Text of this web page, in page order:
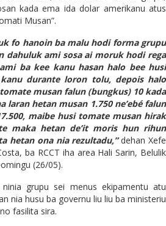
kada ema ida dolar amerikanu atus
Musan”.
fo hanoin ba malu hodi forma grupu
dahuluk ami sosa ai moruk hodi rega
ba kee kanu hasan halo bee husi
durante loron tolu, depois halo
musan falun (bungkus) 10 kada
hetan musan 1.750 ne’ebé falun
maibe husi tomate musan hirak
maka hetan de’it moris hun rihun
hetan ona nia rezultadu,”dehan Xefe
ba RCCT iha area Hali Sarin, Belulik
(26/05).
grupu sei menus ekipamentu atu
nia husu ba governu liu liu ba ministeriu
fasilita sira.